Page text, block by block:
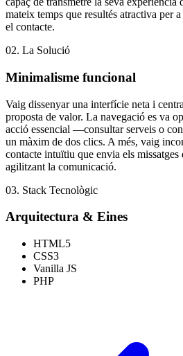
mateix temps que resultés atractiva per
el contacte.
02. La Solució
Minimalisme funcional
Vaig dissenyar una interfície neta i
proposta de valor. La navegació es va
acció essencial —consultar serveis o
un màxim de dos clics. A més, vaig
contacte intuïtiu que envia els missatges
agilitzant la comunicació.
03. Stack Tecnològic
Arquitectura & Eines
HTML5
CSS3
Vanilla JS
PHP